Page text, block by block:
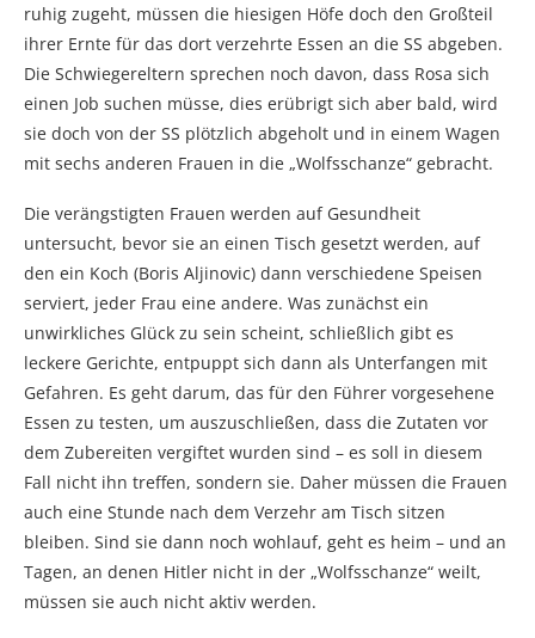
ruhig zugeht, müssen die hiesigen Höfe doch den Großteil
ihrer Ernte für das dort verzehrte Essen an die SS abgeben.
Die Schwiegereltern sprechen noch davon, dass Rosa sich
einen Job suchen müsse, dies erübrigt sich aber bald, wird
sie doch von der SS plötzlich abgeholt und in einem Wagen
mit sechs anderen Frauen in die „Wolfsschanze“ gebracht.
Die verängstigten Frauen werden auf Gesundheit
untersucht, bevor sie an einen Tisch gesetzt werden, auf
den ein Koch (Boris Aljinovic) dann verschiedene Speisen
serviert, jeder Frau eine andere. Was zunächst ein
unwirkliches Glück zu sein scheint, schließlich gibt es
leckere Gerichte, entpuppt sich dann als Unterfangen mit
Gefahren. Es geht darum, das für den Führer vorgesehene
Essen zu testen, um auszuschließen, dass die Zutaten vor
dem Zubereiten vergiftet wurden sind – es soll in diesem
Fall nicht ihn treffen, sondern sie. Daher müssen die Frauen
auch eine Stunde nach dem Verzehr am Tisch sitzen
bleiben. Sind sie dann noch wohlauf, geht es heim – und an
Tagen, an denen Hitler nicht in der „Wolfsschanze“ weilt,
müssen sie auch nicht aktiv werden.